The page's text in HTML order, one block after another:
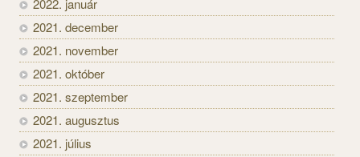
2022. január
2021. december
2021. november
2021. október
2021. szeptember
2021. augusztus
2021. július